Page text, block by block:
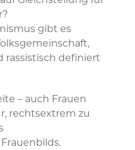
gibt es
rassistisch definiert
– auch Frauen
rechtsextrem zu